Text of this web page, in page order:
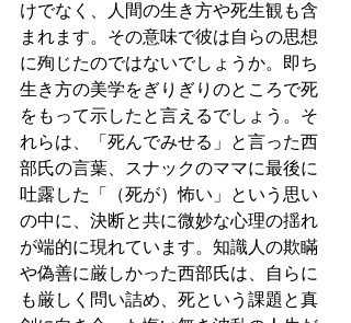
けでなく、人間の生き方や死生観も含
まれます。その意味で彼は自らの思想
に殉じたのではないでしょうか。即ち
生き方の美学をぎりぎりのところで死
をもって示したと言えるでしょう。そ
れらは、「死んでみせる」と言った西
部氏の言葉、スナックのママに最後に
吐露した「（死が）怖い」という思い
の中に、決断と共に微妙な心理の揺れ
が端的に現れています。知識人の欺瞞
や偽善に厳しかった西部氏は、自らに
も厳しく問い詰め、死という課題と真